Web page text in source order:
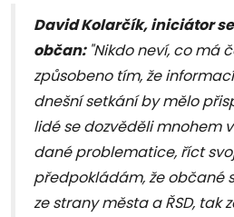
David Kolarčík, iniciátor
občan: "Nikdo neví, co má
způsobeno tím, že
dnešní setkání by mělo
lidé se dozvěděli mnohem
dané problematice, říct
předpokládám, že občané
ze strany města a ŘSD, tak